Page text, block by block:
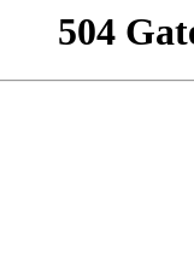
504